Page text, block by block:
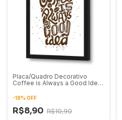
Placa/Quadro Decorativo
Coffee is Always a Good Idea
-18% OFF
R$8,90 R$10,90